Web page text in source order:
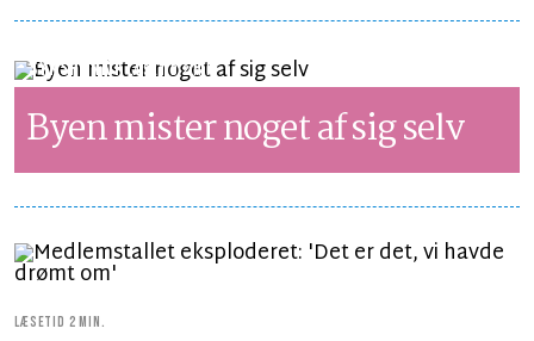
SYNSPUNKTLÆSETID 2 MIN.
Byen mister noget af sig selv
LÆSETID 2 MIN.